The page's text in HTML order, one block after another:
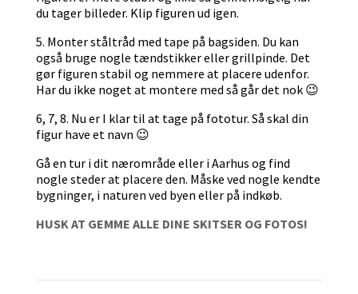
du tager billeder. Klip figuren ud igen.
5. Monter ståltråd med tape på bagsiden. Du kan
også bruge nogle tændstikker eller grillpinde. Det
gør figuren stabil og nemmere at placere udenfor.
Har du ikke noget at montere med så går det nok 😉
6, 7, 8. Nu er I klar til at tage på fototur. Så skal din
figur have et navn 😉
Gå en tur i dit nærområde eller i Aarhus og find
nogle steder at placere den. Måske ved nogle kendte
bygninger, i naturen ved byen eller på indkøb.
HUSK AT GEMME ALLE DINE SKITSER OG FOTOS!